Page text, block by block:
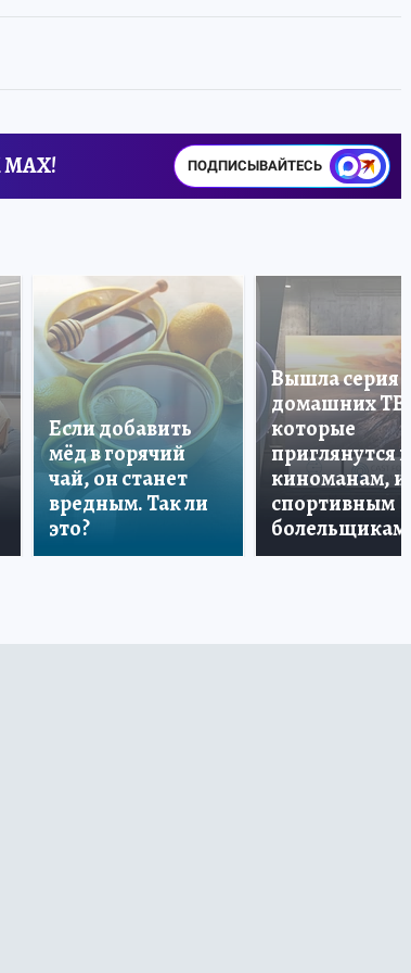
ПОДПИСЫВАЙТЕСЬ
Если добавить
мёд в горячий
чай, он станет
вредным. Так ли
это?
Вышла серия
домашних ТВ,
которые
приглянутся и
киноманам, и
спортивным
болельщикам